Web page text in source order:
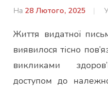
На 28 Лютого, 2025
Життя видатної
виявилося тісно
викликами
доступом до